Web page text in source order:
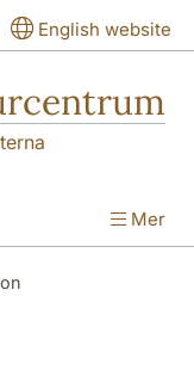
English website
Mer